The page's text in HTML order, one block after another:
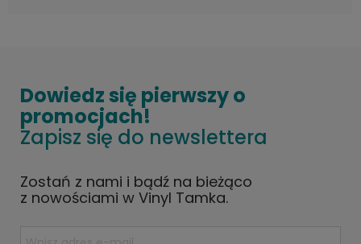
Dowiedz się pierwszy o
promocjach!
Zapisz się do newslettera
Zostań z nami i bądź na bieżąco
z nowościami w Vinyl Tamka.